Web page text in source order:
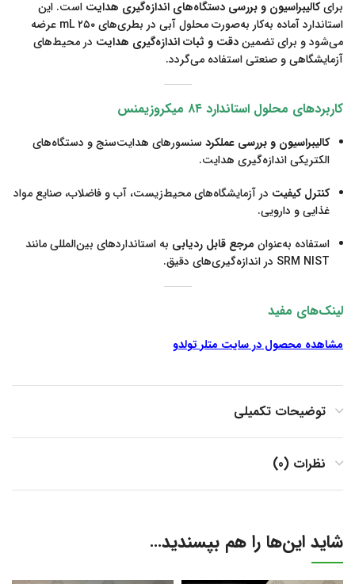
برایکالیبراسیون و بررسی دستگاه‌های اندازه‌گیری هدایت است. این
استاندارد آماده به‌کار به‌صورت محلول آبی در بطری‌های ۲۵۰ mL عرضه
می‌شود و برای تضمیندقت و ثبات اندازه‌گیری هدایت در محیط‌های
آزمایشگاهی و صنعتی استفاده می‌گردد.
کاربردهای محلول استاندارد ۸۴ میکروزیمنس
کالیبراسیون و بررسی عملکردسنسورهای هدایت‌سنج و دستگاه‌های
الکتریکی اندازه‌گیری هدایت.
کنترل کیفیت در آزمایشگاه‌های محیط‌زیست، آب و فاضلاب، صنایع مواد
غذایی و دارویی.
استفاده به‌عنوان مرجع قابل ردیابی به استانداردهای بین‌المللی مانند
SRM NIST در اندازه‌گیری‌های دقیق.
لینک‌های مفید
مشاهده محصول در سایت متلر تولدو
توضیحات تکمیلی
نظرات (0)
شاید این‌ها را هم بپسندید…